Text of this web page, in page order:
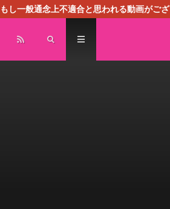
し一般通念上不適合と思われる動画がござ